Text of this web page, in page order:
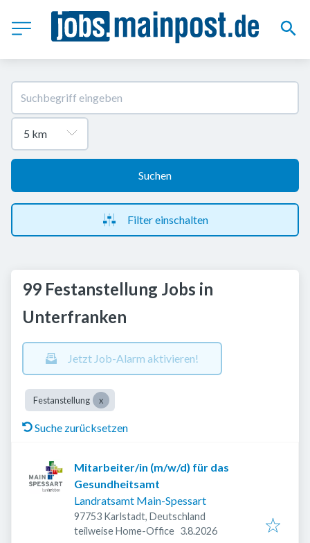
Suchen
Filter einschalten
99 Festanstellung Jobs in
Unterfranken
Jetzt Job-Alarm aktivieren!
Festanstellung
Suche zurücksetzen
Mitarbeiter/in (m/w/d) für das
Gesundheitsamt
Landratsamt Main-Spessart
97753 Karlstadt, Deutschland
teilweise Home-Office Veröffentlicht
3.8.2026